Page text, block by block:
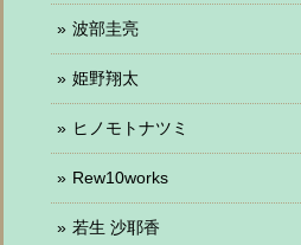
波部圭亮
姫野翔太
ヒノモトナツミ
Rew10works
若生 沙耶香